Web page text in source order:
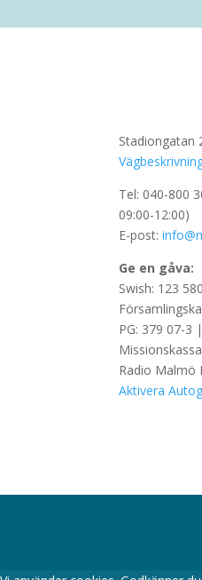
Stadiongatan
Tel: 040-800
09:00-12:00)
E-post:
Ge en gåva:
Swish: 123
PG: 379 07-3
Radio Malmö
Aktivera